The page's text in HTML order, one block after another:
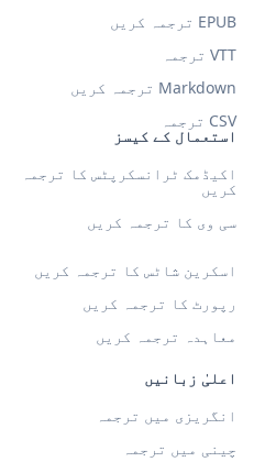
استعمال کے کیسز
اکیڈمک ٹرانسکرپٹس کا ترجمہ
کریں
سی وی کا ترجمہ کریں
اسکرین شاٹس کا ترجمہ کریں
رپورٹ کا ترجمہ کریں
معاہدہ ترجمہ کریں
اعلیٰ زبانیں
انگریزی میں ترجمہ
چینی میں ترجمہ
EPUB ترجمہ کریں
VTT ترجمہ
Markdown ترجمہ کریں
CSV ترجمہ